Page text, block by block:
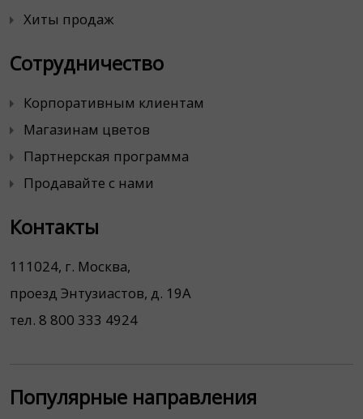
Хиты продаж
Сотрудничество
Корпоративным клиентам
Магазинам цветов
Партнерская программа
Продавайте с нами
Контакты
111024, г. Москва,
проезд Энтузиастов, д. 19А
тел. 8 800 333 4924
Популярные направления